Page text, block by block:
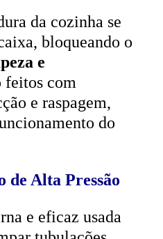
da cozinha se
bloqueando o
e
feitos com
e raspagem,
do
de Alta Pressão
e eficaz usada